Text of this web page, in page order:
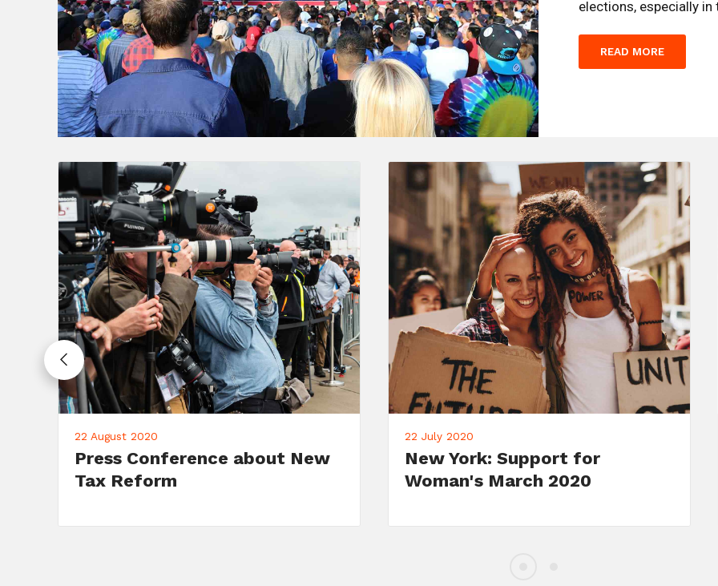
elections, especially in
READ MORE
10 June 2020
Campaign: Fundraising Dinner
on June 10th
22 July 2020
Meet Your Candidate: John
Doe